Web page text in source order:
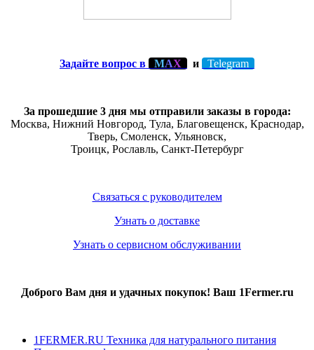
Задайте вопрос в МАХ и Telegram
За прошедшие 3 дня мы отправили заказы в города:
Москва, Нижний Новгород, Тула, Благовещенск, Краснодар,
Тверь, Смоленск, Ульяновск,
Троицк, Рославль, Санкт-Петербург
Связаться с руководителем
Узнать о доставке
Узнать о сервисном обслуживании
Доброго Вам дня и удачных покупок! Ваш 1Fermer.ru
1FERMER.RU Техника для натурального питания